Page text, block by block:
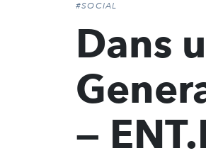
#SOCIAL
Dans
—